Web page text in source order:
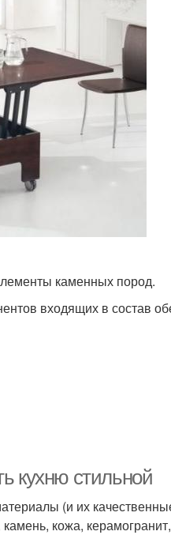
каменных пород.
входящих в состав
кухню стильной
(и их
кожа,